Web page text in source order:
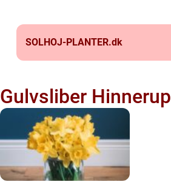
SOLHOJ-PLANTER.dk
Gulvsliber Hinnerup